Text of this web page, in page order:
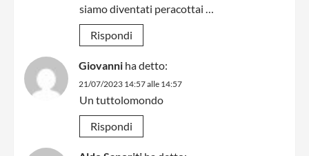
siamo diventati peracottai …
Rispondi
Giovanni ha detto:
21/07/2023 14:57 alle 14:57
Un tuttolomondo
Rispondi